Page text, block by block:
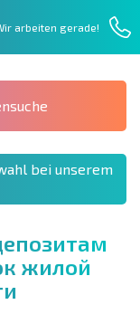
arbeiten gerade!
bei unserem
епозитам
к жилой
и